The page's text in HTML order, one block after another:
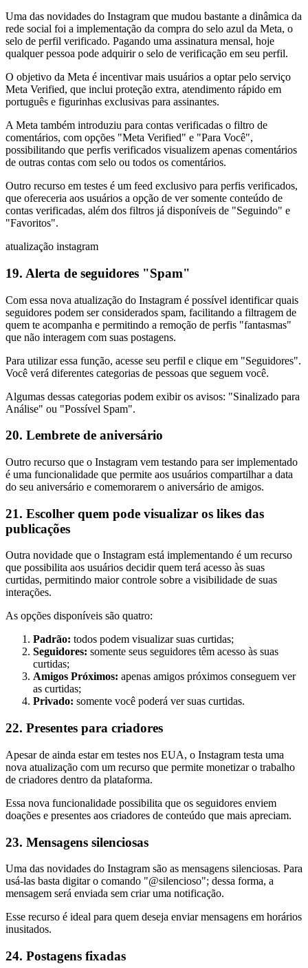
Uma das novidades do Instagram que mudou bastante a dinâmica da
rede social foi a implementação da compra do selo azul da Meta, o
selo de perfil verificado. Pagando uma assinatura mensal, hoje
qualquer pessoa pode adquirir o selo de verificação em seu perfil.
O objetivo da Meta é incentivar mais usuários a optar pelo serviço
Meta Verified, que inclui proteção extra, atendimento rápido em
português e figurinhas exclusivas para assinantes.
A Meta também introduziu para contas verificadas o filtro de
comentários, com opções "Meta Verified" e "Para Você",
possibilitando que perfis verificados visualizem apenas comentários
de outras contas com selo ou todos os comentários.
Outro recurso em testes é um feed exclusivo para perfis verificados,
que ofereceria aos usuários a opção de ver somente conteúdo de
contas verificadas, além dos filtros já disponíveis de "Seguindo" e
"Favoritos".
atualização instagram
19. Alerta de seguidores "Spam"
Com essa nova atualização do Instagram é possível identificar quais
seguidores podem ser considerados spam, facilitando a filtragem de
quem te acompanha e permitindo a remoção de perfis "fantasmas"
que não interagem com suas postagens.
Para utilizar essa função, acesse seu perfil e clique em "Seguidores".
Você verá diferentes categorias de pessoas que seguem você.
Algumas dessas categorias podem exibir os avisos: "Sinalizado para
Análise" ou "Possível Spam".
20. Lembrete de aniversário
Outro recurso que o Instagram vem testando para ser implementado
é uma funcionalidade que permite aos usuários compartilhar a data
do seu aniversário e comemorarem o aniversário de amigos.
21. Escolher quem pode visualizar os likes das
publicações
Outra novidade que o Instagram está implementando é um recurso
que possibilita aos usuários decidir quem terá acesso às suas
curtidas, permitindo maior controle sobre a visibilidade de suas
interações.
As opções disponíveis são quatro:
Padrão: todos podem visualizar suas curtidas;
Seguidores: somente seus seguidores têm acesso às suas
curtidas;
Amigos Próximos: apenas amigos próximos conseguem ver
as curtidas;
Privado: somente você poderá ver suas curtidas.
22. Presentes para criadores
Apesar de ainda estar em testes nos EUA, o Instagram testa uma
nova atualização com um recurso que permite monetizar o trabalho
de criadores dentro da plataforma.
Essa nova funcionalidade possibilita que os seguidores enviem
doações e presentes aos criadores de conteúdo que mais apreciam.
23. Mensagens silenciosas
Uma das novidades do Instagram são as mensagens silenciosas. Para
usá-las basta digitar o comando "@silencioso"; dessa forma, a
mensagem será enviada sem criar uma notificação.
Esse recurso é ideal para quem deseja enviar mensagens em horários
inusitados.
24. Postagens fixadas